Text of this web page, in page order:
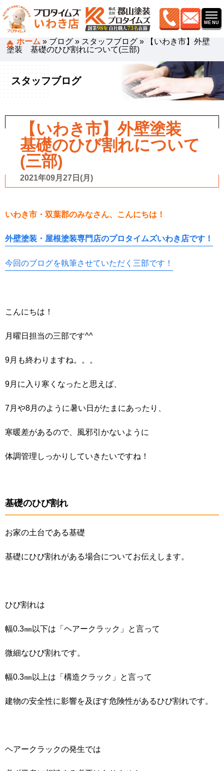
ホーム » ブログ » スタッフブログ »
【いわき市】外壁
塗装 基礎のひび割れについて(三部)
スタッフブログ
【いわき市】外壁塗装
基礎のひび割れについて
(三部)
2021年09月27日(月)
いわき市・双葉郡のみなさん、こんにちは！
外壁塗装・屋根塗装専門店のプロタイムズいわき店です！
今回のブログを執筆させていただく三部です！
こんにちは！
月曜日担当の三部です^^
9月も終わりますね。。。
9月に入り寒くなったと思えば、
7月や8月のように暑い日がたまにあったり、
寒暖差があるので、風邪引かないように
体調管理しっかりしていきたいですね！
基礎のひび割れ
お家の土台である基礎
基礎にひび割れがある場合についてお伝えします。
ひび割れは
幅0.3㎜以下は「ヘアークラック」と言って
微細なひび割れです。
幅0.3㎜以上は「構造クラック」と言って
建物の安全性に影響を及ぼす危険性があるひび割れです。
ヘアークラックの発生では